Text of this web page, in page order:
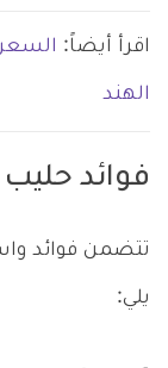
اقرأ أيضاً:
الهند
فوائد حليب
تتضمن فوائد
يلي: